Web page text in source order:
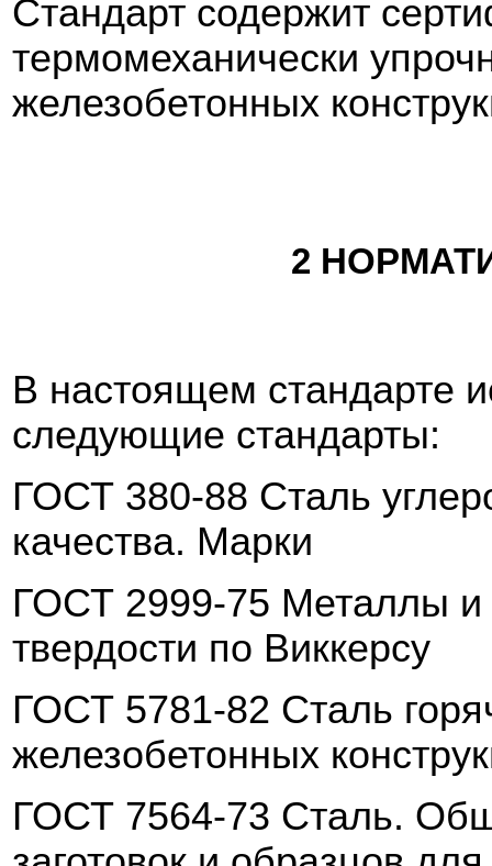
Стандарт содержит
термомеханически
железобетонных
2 НОРМАТ
В настоящем стандарте
следующие стандарты:
ГОСТ 380-88 Сталь
качества. Марки
ГОСТ 2999-75 Металлы
твердости по Виккерсу
ГОСТ 5781-82 Сталь
железобетонных
ГОСТ 7564-73 Сталь.